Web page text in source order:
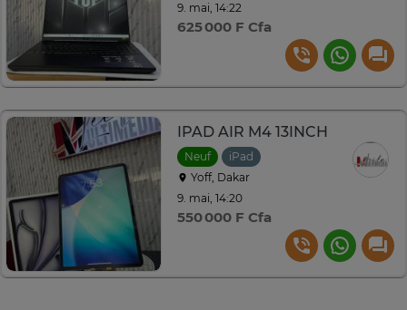
9. mai, 14:22
625 000 F Cfa
IPAD AIR M4 13INCH
Neuf
iPad
Yoff, Dakar
9. mai, 14:20
550 000 F Cfa